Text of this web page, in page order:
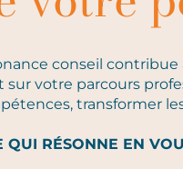
conseil
sur votre parcours
transformer
QUI RÉSONNE EN